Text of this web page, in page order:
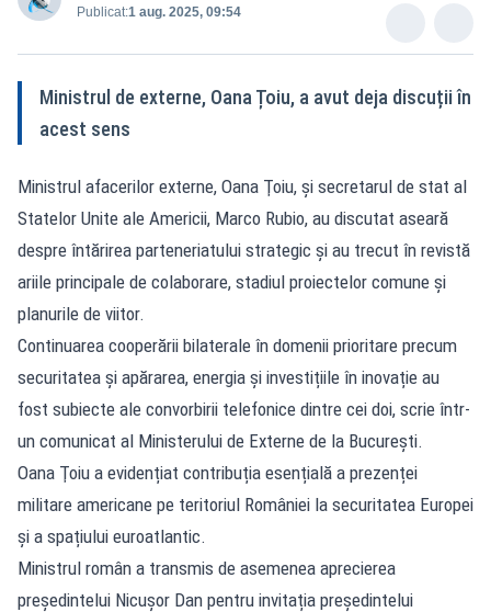
Publicat:1 aug. 2025, 09:54
Ministrul de externe, Oana Țoiu, a avut deja discuții în
acest sens
Ministrul afacerilor externe, Oana Ţoiu, și secretarul de stat al
Statelor Unite ale Americii, Marco Rubio, au discutat aseară
despre întărirea parteneriatului strategic și au trecut în revistă
ariile principale de colaborare, stadiul proiectelor comune și
planurile de viitor.
Continuarea cooperării bilaterale în domenii prioritare precum
securitatea și apărarea, energia și investițiile în inovație au
fost subiecte ale convorbirii telefonice dintre cei doi, scrie într-
un comunicat al Ministerului de Externe de la București.
Oana Ţoiu a evidențiat contribuția esențială a prezenței
militare americane pe teritoriul României la securitatea Europei
și a spațiului euroatlantic.
Ministrul român a transmis de asemenea aprecierea
președintelui Nicușor Dan pentru invitația președintelui